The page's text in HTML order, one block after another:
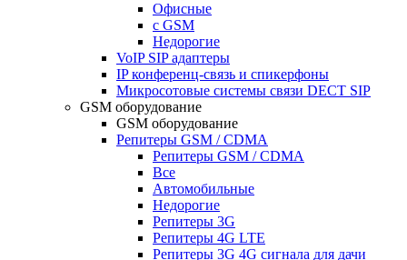
Офисные
с GSM
Недорогие
VoIP SIP адаптеры
IP конференц-связь и спикерфоны
Микросотовые системы связи DECT SIP
GSM оборудование
GSM оборудование
Репитеры GSM / CDMA
Репитеры GSM / CDMA
Все
Автомобильные
Недорогие
Репитеры 3G
Репитеры 4G LTE
Репитеры 3G 4G сигнала для дачи